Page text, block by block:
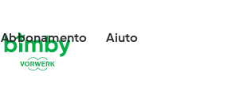
Abbonamento Aiuto